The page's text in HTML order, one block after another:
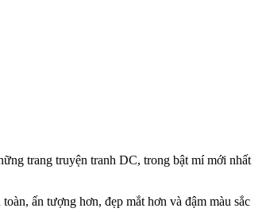
trang truyện tranh DC, trong bật mí mới nhất
ấn tượng hơn, đẹp mắt hơn và đậm màu sắc